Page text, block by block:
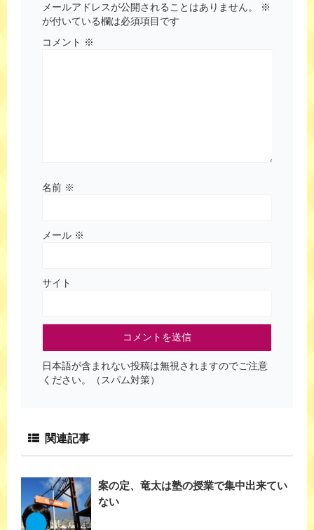
メールアドレスが公開されることはありません。
※
が付いている欄は必須項目です
コメント ※
名前 ※
メール ※
サイト
日本語が含まれない投稿は無視されますのでご注意
ください。（スパム対策）
関連記事
案の定、竜太は塾の授業で集中出来てい
ない